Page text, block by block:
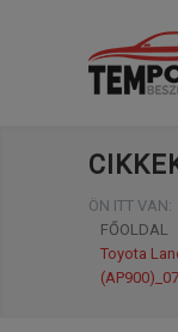
ÖN ITT VAN:
FŐOLDAL
Toyota
(AP900)_07